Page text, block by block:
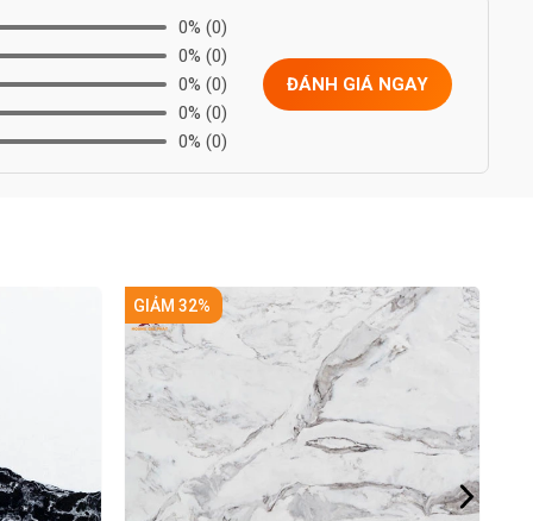
0% (0)
0% (0)
0% (0)
0% (0)
0% (0)
ĐÁNH GIÁ NGAY
GIẢM 32%